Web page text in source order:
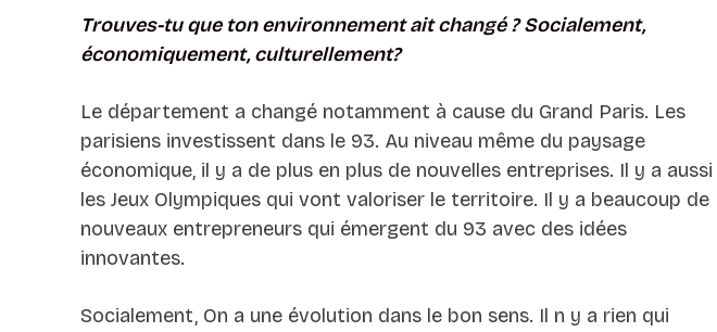
Trouves-tu que ton environnement ait changé ? Socialement,
économiquement, culturellement?
Le département a changé notamment à cause du Grand Paris. Les
parisiens investissent dans le 93. Au niveau même du paysage
économique, il y a de plus en plus de nouvelles entreprises. Il y a aussi
les Jeux Olympiques qui vont valoriser le territoire. Il y a beaucoup de
nouveaux entrepreneurs qui émergent du 93 avec des idées
innovantes.
Socialement, On a une évolution dans le bon sens. Il n y a rien qui